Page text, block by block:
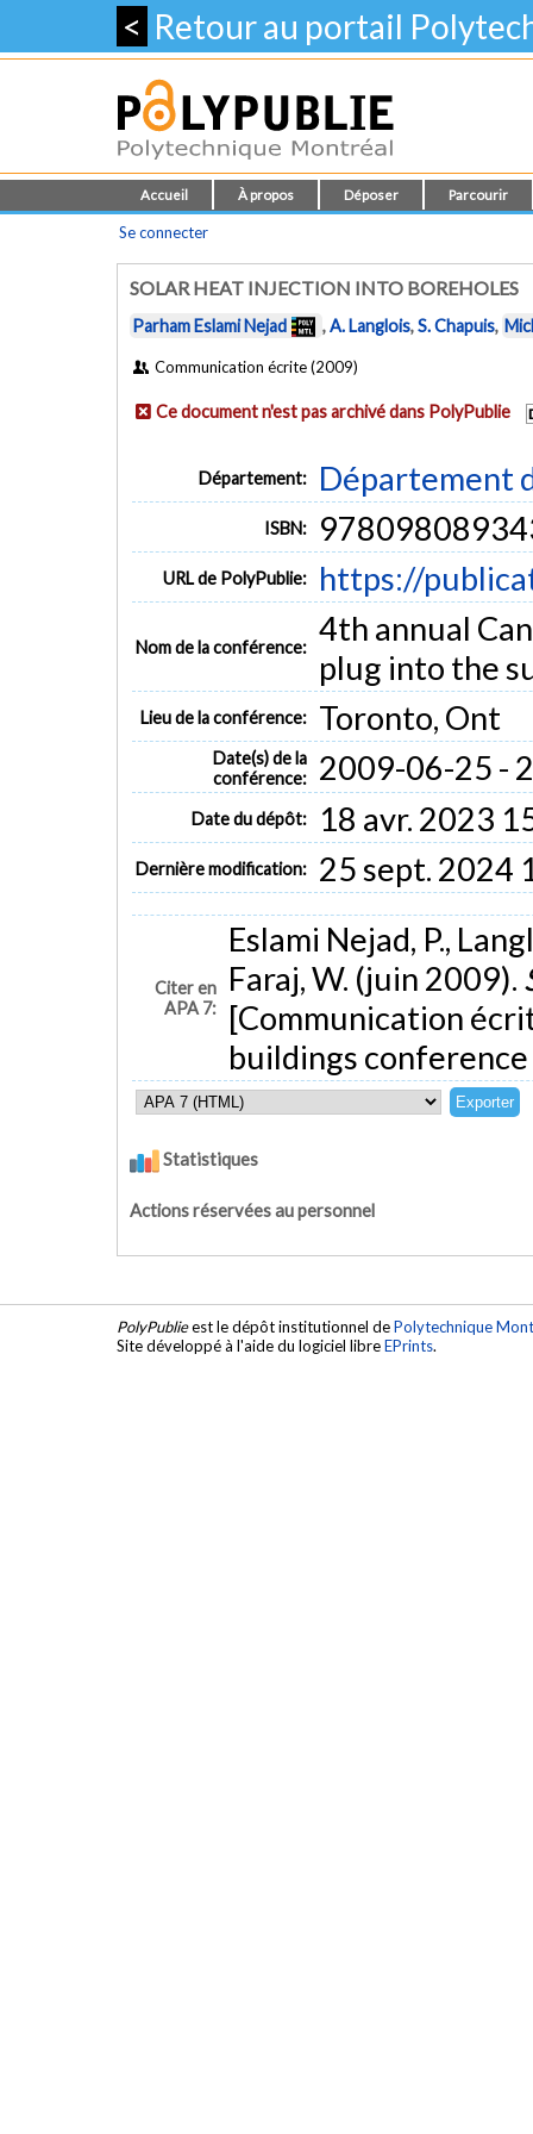
< Retour au portail
Accueil À propos Déposer Parcourir
Se connecter
SOLAR HEAT INJECTION INTO BOREHOLES
Parham Eslami Nejad ,A. Langlois,S. Chapuis,
Communication écrite (2009)
Ce document n'est pas archivé dans PolyPublie
Département: Département
ISBN:
URL de PolyPublie: https://
Nom de la conférence: 4th annual
plug into the
Lieu de la conférence: Toronto, Ont
Date(s) de la
conférence:
2009-06-25 -
Date du dépôt: 18 avr. 2023
Dernière modification: 25 sept. 2024
Citer en
APA 7:
Eslami Nejad, P.,
Faraj, W. (juin 2009).
[Communication
buildings
Statistiques
Actions réservées au personnel
PolyPublieest le dépôt institutionnel dePolytechnique
Site développé à l'aide du logiciel libreEPrints.